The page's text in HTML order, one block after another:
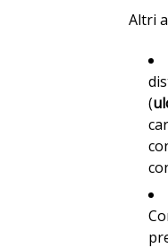
Altri
(